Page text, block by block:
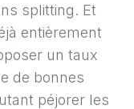
splitting. Et
entièrement
un taux
de bonnes
péjorer les